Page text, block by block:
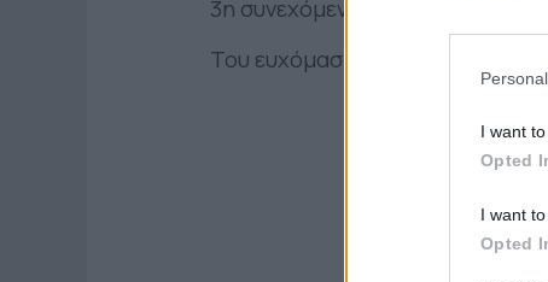
I want
Opted
I want
Opted
3η συνεχόμενη με τα χρώματα
Του ευχόμαστε υγεία, επιτυχίες